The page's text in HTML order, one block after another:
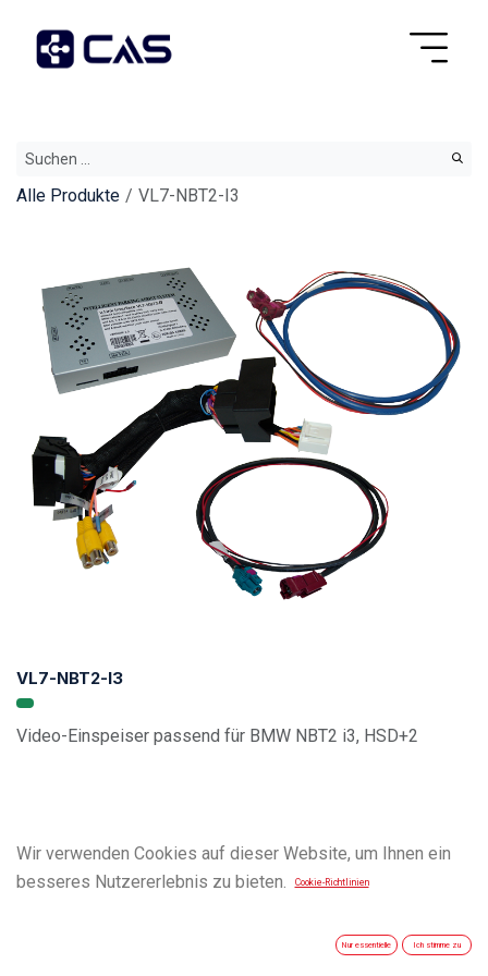
Alle Produkte VL7-NBT2-I3
VL7-NBT2-I3
Video-Einspeiser passend für BMW NBT2 i3, HSD+2
Wir verwenden Cookies auf dieser Website, um Ihnen ein
besseres Nutzererlebnis zu bieten.
Cookie-Richtlinien
Nur essentielle Ich stimme zu